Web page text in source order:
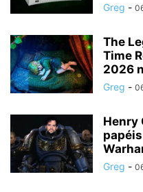
Greg -
The
Time
2026
Greg -
Henry
Greg -